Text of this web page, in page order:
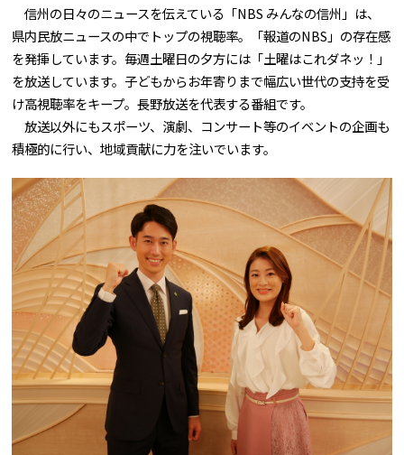
信州の日々のニュースを伝えている「NBS みんなの信州」は、
県内民放ニュースの中でトップの視聴率。「報道のNBS」の存在感
を発揮しています。毎週土曜日の夕方には「土曜はこれダネッ！」
を放送しています。子どもからお年寄りまで幅広い世代の支持を受
け高視聴率をキープ。長野放送を代表する番組です。
放送以外にもスポーツ、演劇、コンサート等のイベントの企画も
積極的に行い、地域貢献に力を注いでいます。